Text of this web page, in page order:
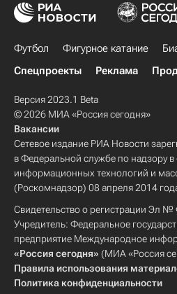
Футбол Фигурное катание
Спецпроекты
Реклама
Версия 2023.1 Beta
© 2026 МИА «Россия сегодня»
Вакансии
Сетевое издание РИА Новости
в Федеральной службе по надзору в
информационных технологий и
(Роскомнадзор) 08 апреля 2014
Свидетельство о регистрации Эл
Учредитель: Федеральное
предприятие Международное
«Россия сегодня» (МИА «Россия
Правила использования
Политика конфиденциальности